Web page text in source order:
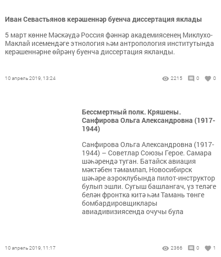
Иван Севастьянов керәшеннәр буенча диссертация яклады
5 март көнне Мәскәүдә Россия фәннәр академиясенең Миклухо-
Маклай исемендәге этнология һәм антропология институтында
керәшеннәрне өйрәнү буенча диссертация якланды.
10 апрель 2019, 13:24 2215 0 0
Бессмертный полк. Кряшены.
Санфирова Ольга Александровна (1917-
1944)
Санфирова Ольга Александровна (1917-
1944) – Советлар Союзы Герое. Самара
шәһәрендә туган. Батайск авиация
мәктәбен тәмамлап, Новосибирск
шәһәре аэроклубында пилот-инструктор
булып эшли. Сугыш башлангач, үз теләге
белән фронтка китә һәм Тамань төнге
бомбардировщиклары
авиадивизиясенда очучы була
10 апрель 2019, 11:17 2366 0 1